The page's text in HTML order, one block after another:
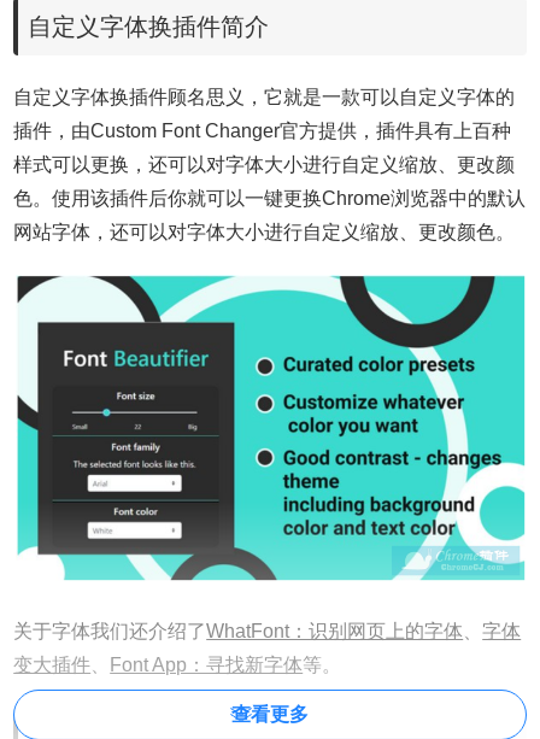
自定义字体换插件简介
自定义字体换插件顾名思义，它就是一款可以自定义字体的
插件，由Custom Font Changer官方提供，插件具有上百种
样式可以更换，还可以对字体大小进行自定义缩放、更改颜
色。使用该插件后你就可以一键更换Chrome浏览器中的默认
网站字体，还可以对字体大小进行自定义缩放、更改颜色。
关于字体我们还介绍了WhatFont：识别网页上的字体 、字体
变大插件
Font App：寻找新字体等。
查看更多